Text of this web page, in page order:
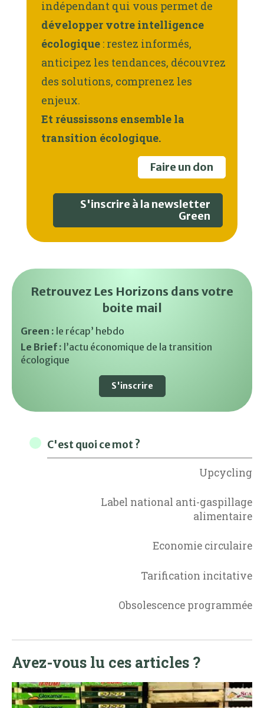
indépendant qui vous permet de
développer votre intelligence
écologique : restez informés,
anticipez les tendances, découvrez
des solutions, comprenez les
enjeux.
Et réussissons ensemble la
transition écologique.
Faire un don
S'inscrire à la newsletter
Green
Retrouvez Les Horizons dans votre
boite mail
Green : le récap’ hebdo
Le Brief : l’actu économique de la transition
écologique
S'inscrire
C'est quoi ce mot ?
Upcycling
Label national anti-gaspillage
alimentaire
Economie circulaire
Tarification incitative
Obsolescence programmée
Avez-vous lu ces articles ?